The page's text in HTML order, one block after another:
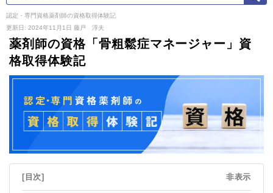
認定・専門資格薬剤師の資格取得体験記
更新日: 2024年11月1日
藤戸 淳夫
薬剤師の資格「骨粗鬆症マネージャー」資
格取得体験記
[目次] 非表示